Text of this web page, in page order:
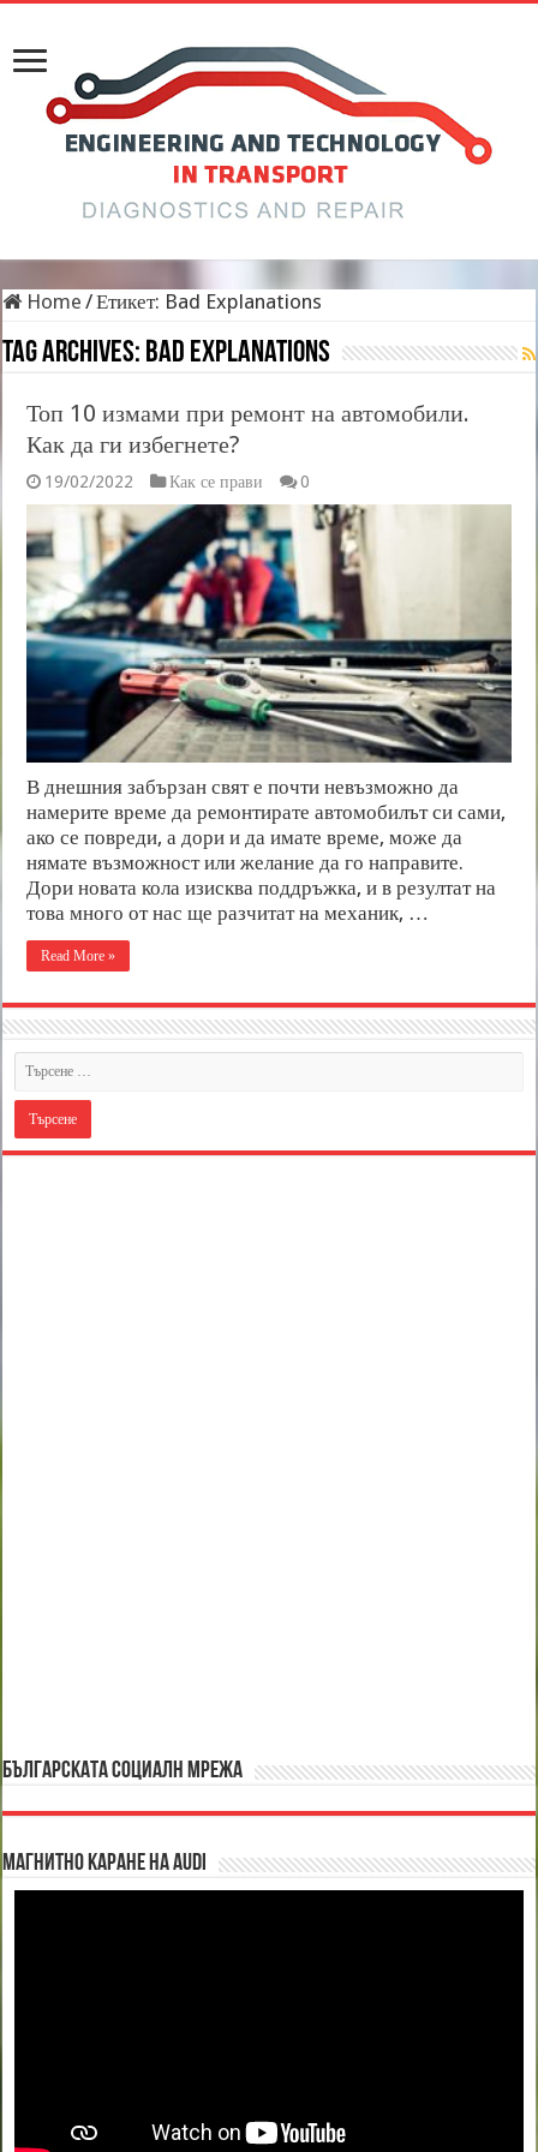
Home /Етикет: Bad Explanations
Tag Archives: Bad Explanations
Топ 10 измами при ремонт на автомобили.
Как да ги избегнете?
19/02/2022 Как се прави 0
В днешния забързан свят е почти невъзможно да
намерите време да ремонтирате автомобилът си сами,
ако се повреди, а дори и да имате време, може да
нямате възможност или желание да го направите.
Дори новата кола изисква поддръжка, и в резултат на
това много от нас ще разчитат на механик, …
Read More »
БЪЛГАРСКАТА СОЦИАЛН МРЕЖА
Магнитно каране на Audi